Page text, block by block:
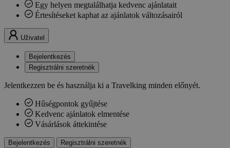
Egy helyen megtalálhatja kedvenc ajánlatait
Értesítéseket kaphat az ajánlatok változásairól
Uživatel
Bejelentkezés
Regisztrálni szeretnék
Jelentkezzen be és használja ki a Travelking minden előnyét.
Hűségpontok gyűjtése
Kedvenc ajánlatok elmentése
Vásárlások áttekintése
Bejelentkezés Regisztrálni szeretnék